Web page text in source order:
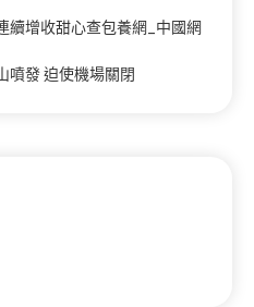
續增收甜心查包養網_中國網
噴發 迫使機場關閉